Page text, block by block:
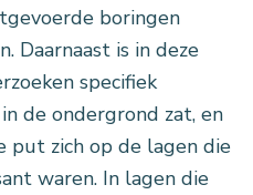
boringen
Daarnaast is in deze
specifiek
de ondergrond zat, en
put zich op de lagen die
waren. In lagen die